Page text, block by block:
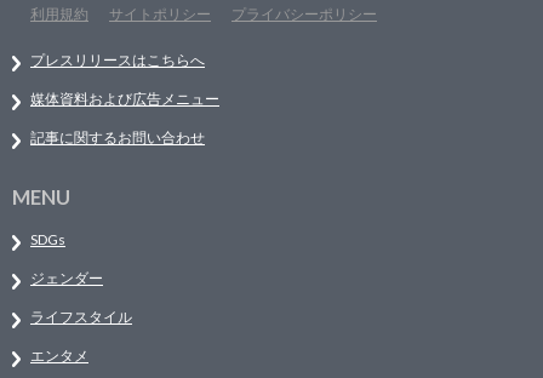
利用規約
サイトポリシー プライバシーポリシー
プレスリリースはこちらへ
媒体資料および広告メニュー
記事に関するお問い合わせ
MENU
SDGs
ジェンダー
ライフスタイル
エンタメ